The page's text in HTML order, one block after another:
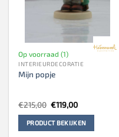
Op voorraad (1)
INTERIEURDECORATIE
Mijn popje
€215,00 Oorspronkelijke
prijs
was:
€215,00.
€119,00Huidige
is:
€119,00.
PRODUCT BEKIJKEN